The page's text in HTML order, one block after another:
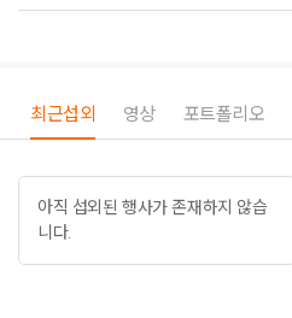
최근섭외 영상 포트폴리오
아직 섭외된 행사가 존재하지 않습
니다.